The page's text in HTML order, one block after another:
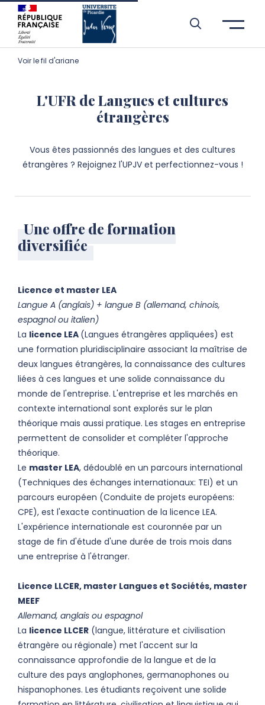
Aller à l’entête de page
Aller au menu principale
Aller au contenu principal
Aller à la recherche
Passer aux cookies
Aller au pied de page
Voir le fil d'ariane
L'UFR de Langues et cultures
étrangères
Vous êtes passionnés des langues et des cultures
étrangères ? Rejoignez l'UPJV et perfectionnez-vous !
Une offre de formation
diversifiée
Licence et master LEA
Langue A (anglais) + langue B (allemand, chinois,
espagnol ou italien)
La licence LEA (Langues étrangères appliquées) est
une formation pluridisciplinaire associant la maîtrise de
deux langues étrangères, la connaissance des cultures
liées à ces langues et une solide connaissance du
monde de l'entreprise. L'entreprise et les marchés en
contexte international sont explorés sur le plan
théorique mais aussi pratique. Les stages en entreprise
permettent de consolider et compléter l'approche
théorique.
Le master LEA, dédoublé en un parcours international
(Techniques des échanges internationaux: TEI) et un
parcours européen (Conduite de projets européens:
CPE), est l'exacte continuation de la licence LEA.
L'expérience internationale est couronnée par un
stage de fin d'étude d'une durée de trois mois dans
une entreprise à l'étranger.
Licence LLCER, master Langues et Sociétés, master
MEEF
Allemand, anglais ou espagnol
La licence LLCER (langue, littérature et civilisation
étrangère ou régionale) met l'accent sur la
connaissance approfondie de la langue et de la
culture des pays anglophones, germanophones ou
hispanophones. Les étudiants reçoivent une solide